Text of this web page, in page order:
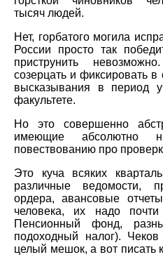
тысяч людей.
Нет, горбатого могила
России просто так
приструнить
созерцать и фиксировать
высказывания в период
факультете.
Но это совершенно
имеющие абсолютно
повествованию про
Это куча всяких
различные ведомости,
ордера, авансовые
человека, их надо
Пенсионный фонд,
подоходный налог).
целый мешок, а вот писать